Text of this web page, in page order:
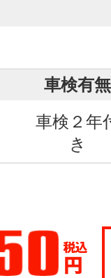
車検有無
車検２年
き